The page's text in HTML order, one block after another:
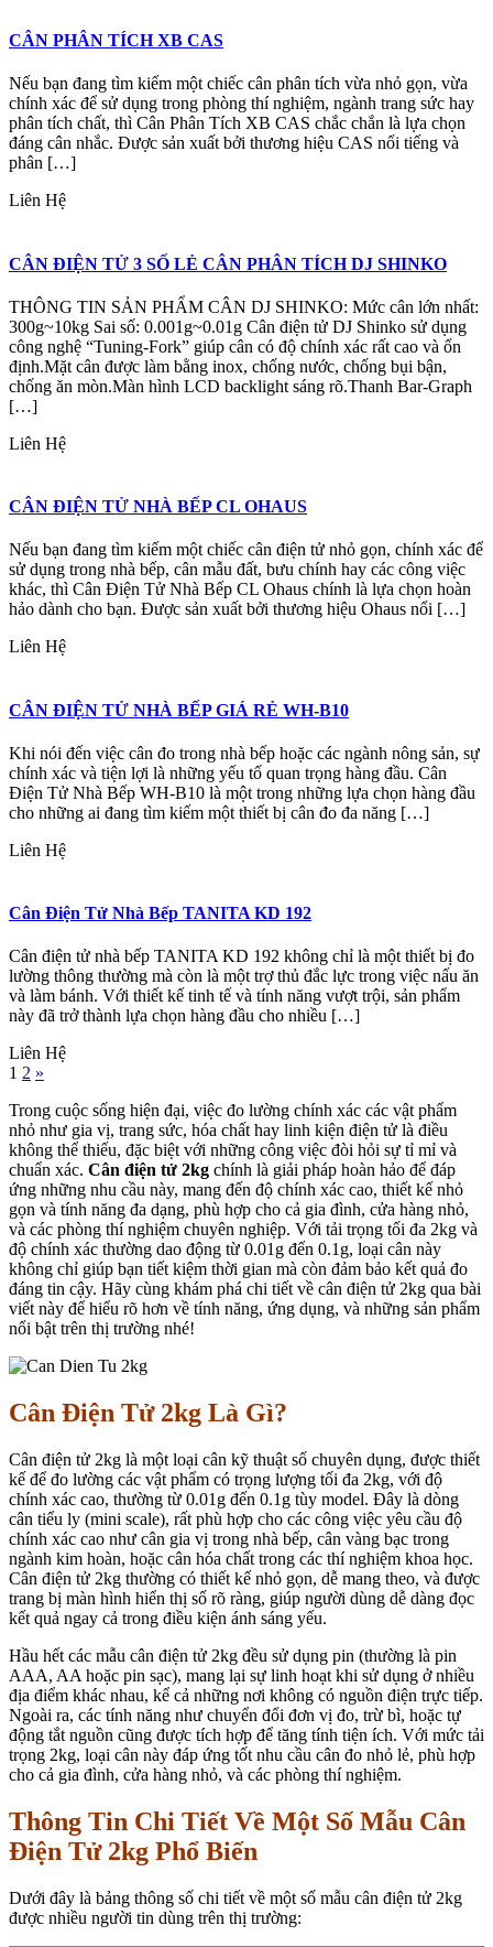
CÂN PHÂN TÍCH XB CAS
Nếu bạn đang tìm kiếm một chiếc cân phân tích vừa nhỏ gọn, vừa
chính xác để sử dụng trong phòng thí nghiệm, ngành trang sức hay
phân tích chất, thì Cân Phân Tích XB CAS chắc chắn là lựa chọn
đáng cân nhắc. Được sản xuất bởi thương hiệu CAS nổi tiếng và
phân […]
Liên Hệ
CÂN ĐIỆN TỬ 3 SỐ LẺ CÂN PHÂN TÍCH DJ SHINKO
THÔNG TIN SẢN PHẨM CÂN DJ SHINKO: Mức cân lớn nhất:
300g~10kg Sai số: 0.001g~0.01g Cân điện tử DJ Shinko sử dụng
công nghệ “Tuning-Fork” giúp cân có độ chính xác rất cao và ổn
định.Mặt cân được làm bằng inox, chống nước, chống bụi bận,
chống ăn mòn.Màn hình LCD backlight sáng rõ.Thanh Bar-Graph
[…]
Liên Hệ
CÂN ĐIỆN TỬ NHÀ BẾP CL OHAUS
Nếu bạn đang tìm kiếm một chiếc cân điện tử nhỏ gọn, chính xác để
sử dụng trong nhà bếp, cân mẫu đất, bưu chính hay các công việc
khác, thì Cân Điện Tử Nhà Bếp CL Ohaus chính là lựa chọn hoàn
hảo dành cho bạn. Được sản xuất bởi thương hiệu Ohaus nổi […]
Liên Hệ
CÂN ĐIỆN TỬ NHÀ BẾP GIÁ RẺ WH-B10
Khi nói đến việc cân đo trong nhà bếp hoặc các ngành nông sản, sự
chính xác và tiện lợi là những yếu tố quan trọng hàng đầu. Cân
Điện Tử Nhà Bếp WH-B10 là một trong những lựa chọn hàng đầu
cho những ai đang tìm kiếm một thiết bị cân đo đa năng […]
Liên Hệ
Cân Điện Tử Nhà Bếp TANITA KD 192
Cân điện tử nhà bếp TANITA KD 192 không chỉ là một thiết bị đo
lường thông thường mà còn là một trợ thủ đắc lực trong việc nấu ăn
và làm bánh. Với thiết kế tinh tế và tính năng vượt trội, sản phẩm
này đã trở thành lựa chọn hàng đầu cho nhiều […]
Liên Hệ
1 2 »
Trong cuộc sống hiện đại, việc đo lường chính xác các vật phẩm
nhỏ như gia vị, trang sức, hóa chất hay linh kiện điện tử là điều
không thể thiếu, đặc biệt với những công việc đòi hỏi sự tỉ mỉ và
chuẩn xác. Cân điện tử 2kg chính là giải pháp hoàn hảo để đáp
ứng những nhu cầu này, mang đến độ chính xác cao, thiết kế nhỏ
gọn và tính năng đa dạng, phù hợp cho cả gia đình, cửa hàng nhỏ,
và các phòng thí nghiệm chuyên nghiệp. Với tải trọng tối đa 2kg và
độ chính xác thường dao động từ 0.01g đến 0.1g, loại cân này
không chỉ giúp bạn tiết kiệm thời gian mà còn đảm bảo kết quả đo
đáng tin cậy. Hãy cùng khám phá chi tiết về cân điện tử 2kg qua bài
viết này để hiểu rõ hơn về tính năng, ứng dụng, và những sản phẩm
nổi bật trên thị trường nhé!
Cân Điện Tử 2kg Là Gì?
Cân điện tử 2kg là một loại cân kỹ thuật số chuyên dụng, được thiết
kế để đo lường các vật phẩm có trọng lượng tối đa 2kg, với độ
chính xác cao, thường từ 0.01g đến 0.1g tùy model. Đây là dòng
cân tiểu ly (mini scale), rất phù hợp cho các công việc yêu cầu độ
chính xác cao như cân gia vị trong nhà bếp, cân vàng bạc trong
ngành kim hoàn, hoặc cân hóa chất trong các thí nghiệm khoa học.
Cân điện tử 2kg thường có thiết kế nhỏ gọn, dễ mang theo, và được
trang bị màn hình hiển thị số rõ ràng, giúp người dùng dễ dàng đọc
kết quả ngay cả trong điều kiện ánh sáng yếu.
Hầu hết các mẫu cân điện tử 2kg đều sử dụng pin (thường là pin
AAA, AA hoặc pin sạc), mang lại sự linh hoạt khi sử dụng ở nhiều
địa điểm khác nhau, kể cả những nơi không có nguồn điện trực tiếp.
Ngoài ra, các tính năng như chuyển đổi đơn vị đo, trừ bì, hoặc tự
động tắt nguồn cũng được tích hợp để tăng tính tiện ích. Với mức tải
trọng 2kg, loại cân này đáp ứng tốt nhu cầu cân đo nhỏ lẻ, phù hợp
cho cả gia đình, cửa hàng nhỏ, và các phòng thí nghiệm.
Thông Tin Chi Tiết Về Một Số Mẫu Cân
Điện Tử 2kg Phổ Biến
Dưới đây là bảng thông số chi tiết về một số mẫu cân điện tử 2kg
được nhiều người tin dùng trên thị trường: